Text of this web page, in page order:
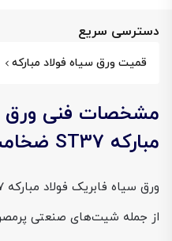
دسترسی سریع
قمیت ورق سیاه فولاد مبارکه
مشخصات فنی ورق
مبارکه ST37 ضخامت 4 عرض 1500×6000
از جمله شیت‌های صنعتی